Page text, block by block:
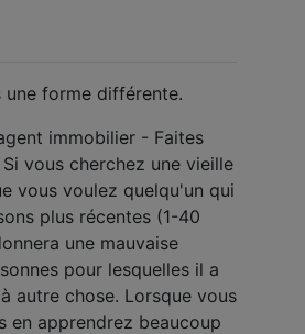
forme différente.
immobilier - Faites
vous cherchez une vieille
vous voulez quelqu'un qui
plus récentes (1-40
une mauvaise
pour lesquelles il a
autre chose. Lorsque vous
en apprendrez beaucoup